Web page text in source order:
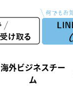
海外ビジネスチー
ム